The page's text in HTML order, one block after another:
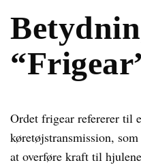
Ordet frigear refererer til
køretøjstransmission,
at overføre kraft til